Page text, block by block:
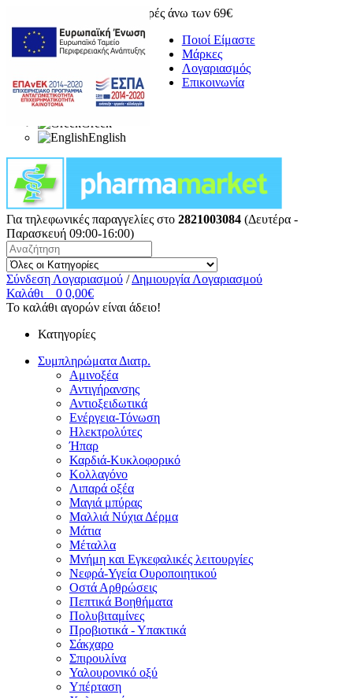
Δωρεάν μεταφορικά για αγορές άνω των 69€
Ποιοί Είμαστε
Μάρκες
Λογαριασμός
Επικοινωνία
Greek
English
Για τηλεφωνικές παραγγελίες στο 2821003084 (Δευτέρα -
Παρασκευή 09:00-16:00)
Σύνδεση Λογαριασμού / Δημιουργία Λογαριασμού
Καλάθι
0 0,00€
Το καλάθι αγορών είναι άδειο!
Κατηγορίες
Συμπληρώματα Διατρ.
Αμινοξέα
Αντιγήρανσης
Αντιοξειδωτικά
Ενέργεια-Τόνωση
Ηλεκτρολύτες
Ήπαρ
Καρδιά-Κυκλοφορικό
Κολλαγόνο
Λιπαρά οξέα
Μαγιά μπύρας
Μαλλιά Νύχια Δέρμα
Μάτια
Μέταλλα
Μνήμη και Εγκεφαλικές λειτουργίες
Νεφρά-Υγεία Ουροποιητικού
Οστά Αρθρώσεις
Πεπτικά Βοηθήματα
Πολυβιταμίνες
Προβιοτικά - Υπακτικά
Σάκχαρο
Σπιρουλίνα
Υαλουρονικό οξύ
Υπέρταση